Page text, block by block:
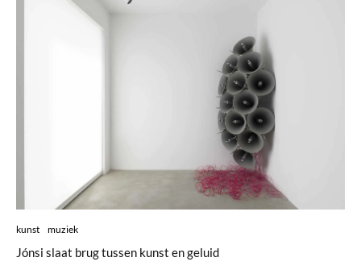
kunst muziek
Jónsi slaat brug tussen kunst en geluid